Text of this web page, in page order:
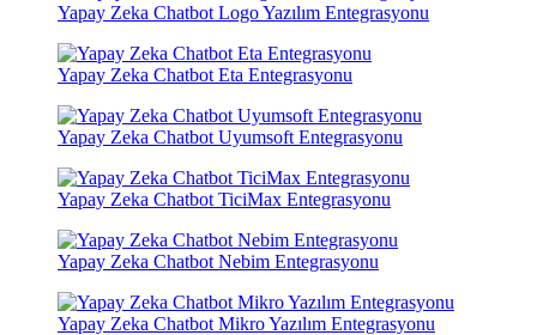
Yapay Zeka Chatbot Logo Yazılım Entegrasyonu
Yapay Zeka Chatbot Eta Entegrasyonu
Yapay Zeka Chatbot Uyumsoft Entegrasyonu
Yapay Zeka Chatbot TiciMax Entegrasyonu
Yapay Zeka Chatbot Nebim Entegrasyonu
Yapay Zeka Chatbot Mikro Yazılım Entegrasyonu